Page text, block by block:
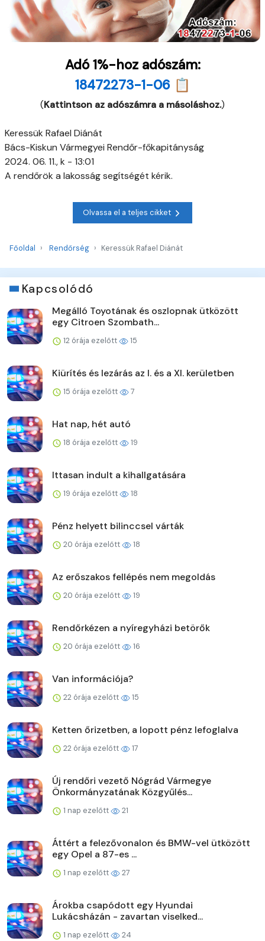
Adó 1%-hoz adószám:
18472273-1-06 📋
(Kattintson az adószámra a másoláshoz.)
Keressük Rafael Diánát
Bács-Kiskun Vármegyei Rendőr-főkapitányság
2024. 06. 11., k - 13:01
A rendőrök a lakosság segítségét kérik.
Olvassa el a teljes cikket
Főoldal Rendőrség Keressük Rafael Diánát
Kapcsolódó
Megálló Toyotának és oszlopnak ütközött
egy Citroen Szombath...
12 órája ezelőtt 15
Kiürítés és lezárás az I. és a XI. kerületben
15 órája ezelőtt 7
Hat nap, hét autó
18 órája ezelőtt 19
Ittasan indult a kihallgatására
19 órája ezelőtt 18
Pénz helyett bilinccsel várták
20 órája ezelőtt 18
Az erőszakos fellépés nem megoldás
20 órája ezelőtt 19
Rendőrkézen a nyíregyházi betörők
20 órája ezelőtt 16
Van információja?
22 órája ezelőtt 15
Ketten őrizetben, a lopott pénz lefoglalva
22 órája ezelőtt 17
Új rendőri vezető Nógrád Vármegye
Önkormányzatának Közgyűlés...
1 nap ezelőtt 21
Áttért a felezővonalon és BMW-vel ütközött
egy Opel a 87-es ...
1 nap ezelőtt 27
Árokba csapódott egy Hyundai
Lukácsházán - zavartan viselked...
1 nap ezelőtt 24